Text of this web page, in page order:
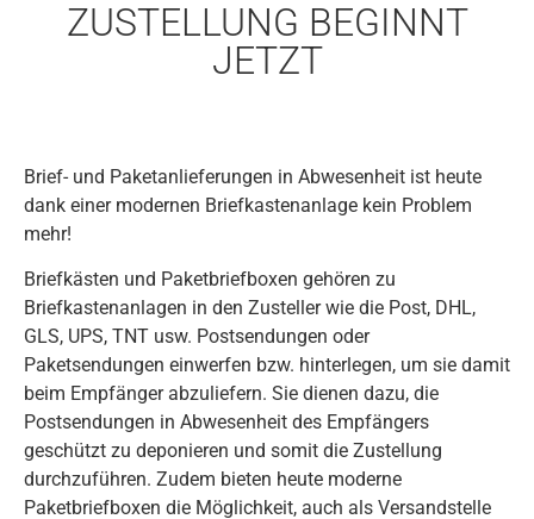
ZUSTELLUNG BEGINNT
JETZT
Brief- und Paketanlieferungen in Abwesenheit ist heute
dank einer modernen Briefkastenanlage kein Problem
mehr!
Briefkästen und Paketbriefboxen gehören zu
Briefkastenanlagen in den Zusteller wie die Post, DHL,
GLS, UPS, TNT usw. Postsendungen oder
Paketsendungen einwerfen bzw. hinterlegen, um sie damit
beim Empfänger abzuliefern. Sie dienen dazu, die
Postsendungen in Abwesenheit des Empfängers
geschützt zu deponieren und somit die Zustellung
durchzuführen. Zudem bieten heute moderne
Paketbriefboxen die Möglichkeit, auch als Versandstelle